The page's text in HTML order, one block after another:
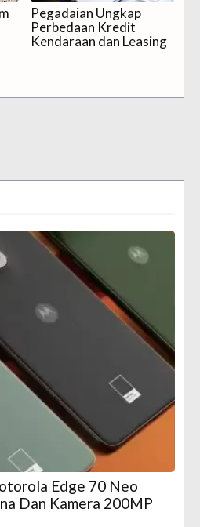
Pegadaian Ungkap
Perbedaan Kredit
Kendaraan dan Leasing
Edge 70 Neo
Dan Kamera 200MP